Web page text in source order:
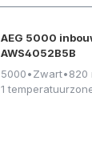
AEG 5000
AWS4052B5B
5000•Zwart•820
1